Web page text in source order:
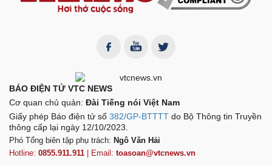
BÁO ĐIỆN TỬ VTC NEWS
Cơ quan chủ quản: Đài Tiếng nói Việt Nam
Giấy phép Báo điện tử số 382/GP-BTTTT do Bộ Thông tin Truyền
thông cấp lại ngày 12/10/2023.
Phó Tổng biên tập phụ trách: Ngô Văn Hải
Hotline: 0855.911.911 | Email: toasoan@vtcnews.vn